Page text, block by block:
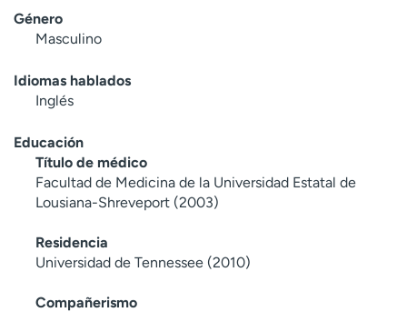
Género
Masculino
Idiomas hablados
Inglés
Educación
Título de médico
Facultad de Medicina de la Universidad Estatal de
Lousiana-Shreveport (2003)
Residencia
Universidad de Tennessee (2010)
Compañerismo